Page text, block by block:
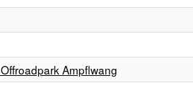
Ampflwang